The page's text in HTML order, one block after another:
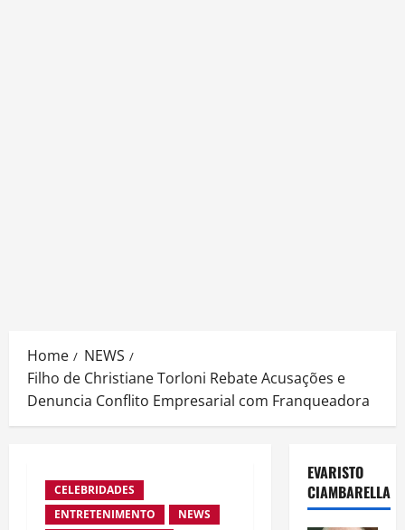
Home
NEWS
Filho de Christiane Torloni Rebate Acusações e
Denuncia Conflito Empresarial com Franqueadora
CELEBRIDADES
ENTRETENIMENTO
NEWS
EVARISTO
CIAMBARELLA